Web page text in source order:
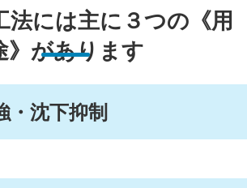
法には主に３つの《用
》があります
・沈下抑制